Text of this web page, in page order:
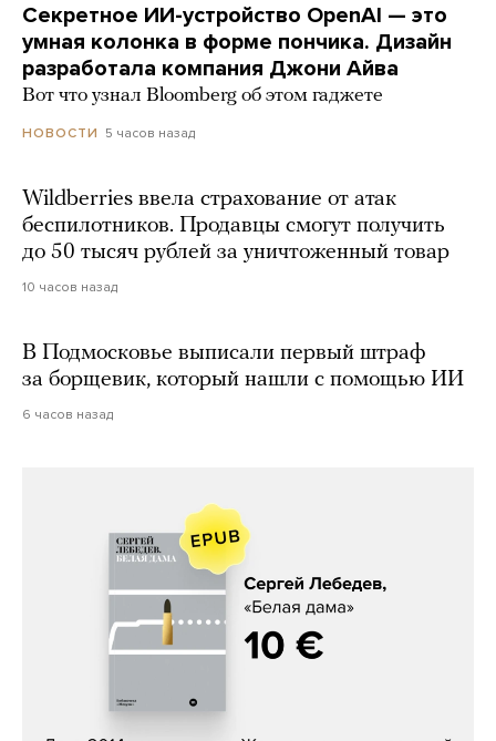
Секретное ИИ-устройство OpenAI — это
умная колонка в форме пончика. Дизайн
разработала компания Джони Айва
Вот что узнал Bloomberg об этом гаджете
НОВОСТИ 5 часов назад
Wildberries ввела страхование от атак
беспилотников. Продавцы смогут получить
до 50 тысяч рублей за уничтоженный товар
10 часов назад
В Подмосковье выписали первый штраф
за борщевик, который нашли с помощью ИИ
6 часов назад
Сергей Лебедев, «Белая дама»